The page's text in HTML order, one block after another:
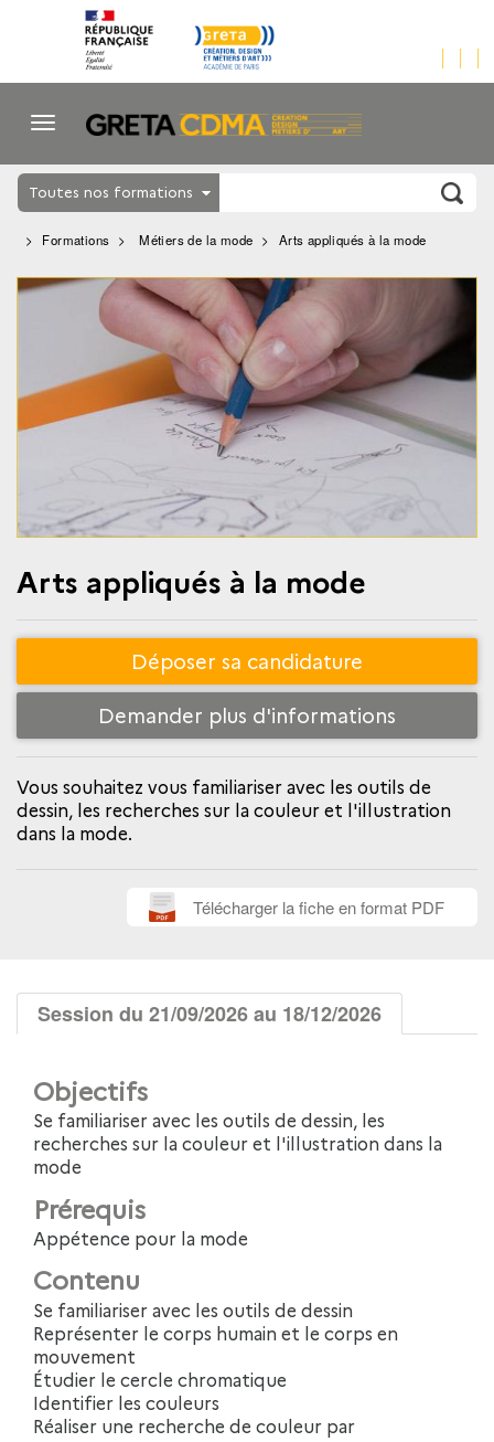
Toutes nos formations
Formations Métiers de la mode Arts appliqués à la mode
Arts appliqués à la mode
Déposer sa candidature
Demander plus d'informations
Vous souhaitez vous familiariser avec les outils de
dessin, les recherches sur la couleur et l'illustration
dans la mode.
Télécharger la fiche en format PDF
Session du 21/09/2026 au 18/12/2026
Objectifs
Se familiariser avec les outils de dessin, les
recherches sur la couleur et l'illustration dans la
mode
Prérequis
Appétence pour la mode
Contenu
Se familiariser avec les outils de dessin
Représenter le corps humain et le corps en
mouvement
Étudier le cercle chromatique
Identifier les couleurs
Réaliser une recherche de couleur par